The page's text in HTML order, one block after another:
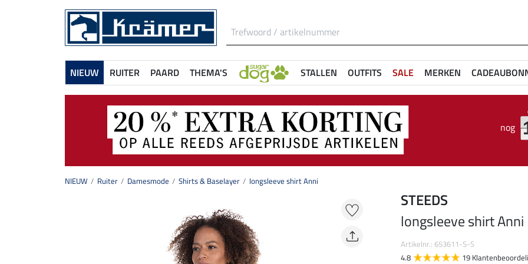
NIEUW RUITER PAARD THEMA'S STALLEN OUTFITS SALE MERKEN
nog
NIEUW Ruiter Damesmode Shirts & Baselayer longsleeve shirt Anni
STEEDS
longsleeve shirt Anni
Artikelnr.: 653611-S-S
4.8
19